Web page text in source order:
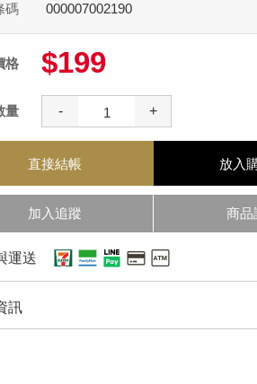
碼
000007002190
格 $199
量 - +
直接結帳 放入
加入追蹤 商品
運送
訊